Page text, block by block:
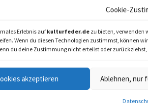
Cookie-
Erlebnis aufkulturfeder.de zu bieten, verwenden
Wenn du diesen Technologien zustimmst, können
du deine Zustimmung nicht erteilst oder
akzeptieren Ablehnen, nur